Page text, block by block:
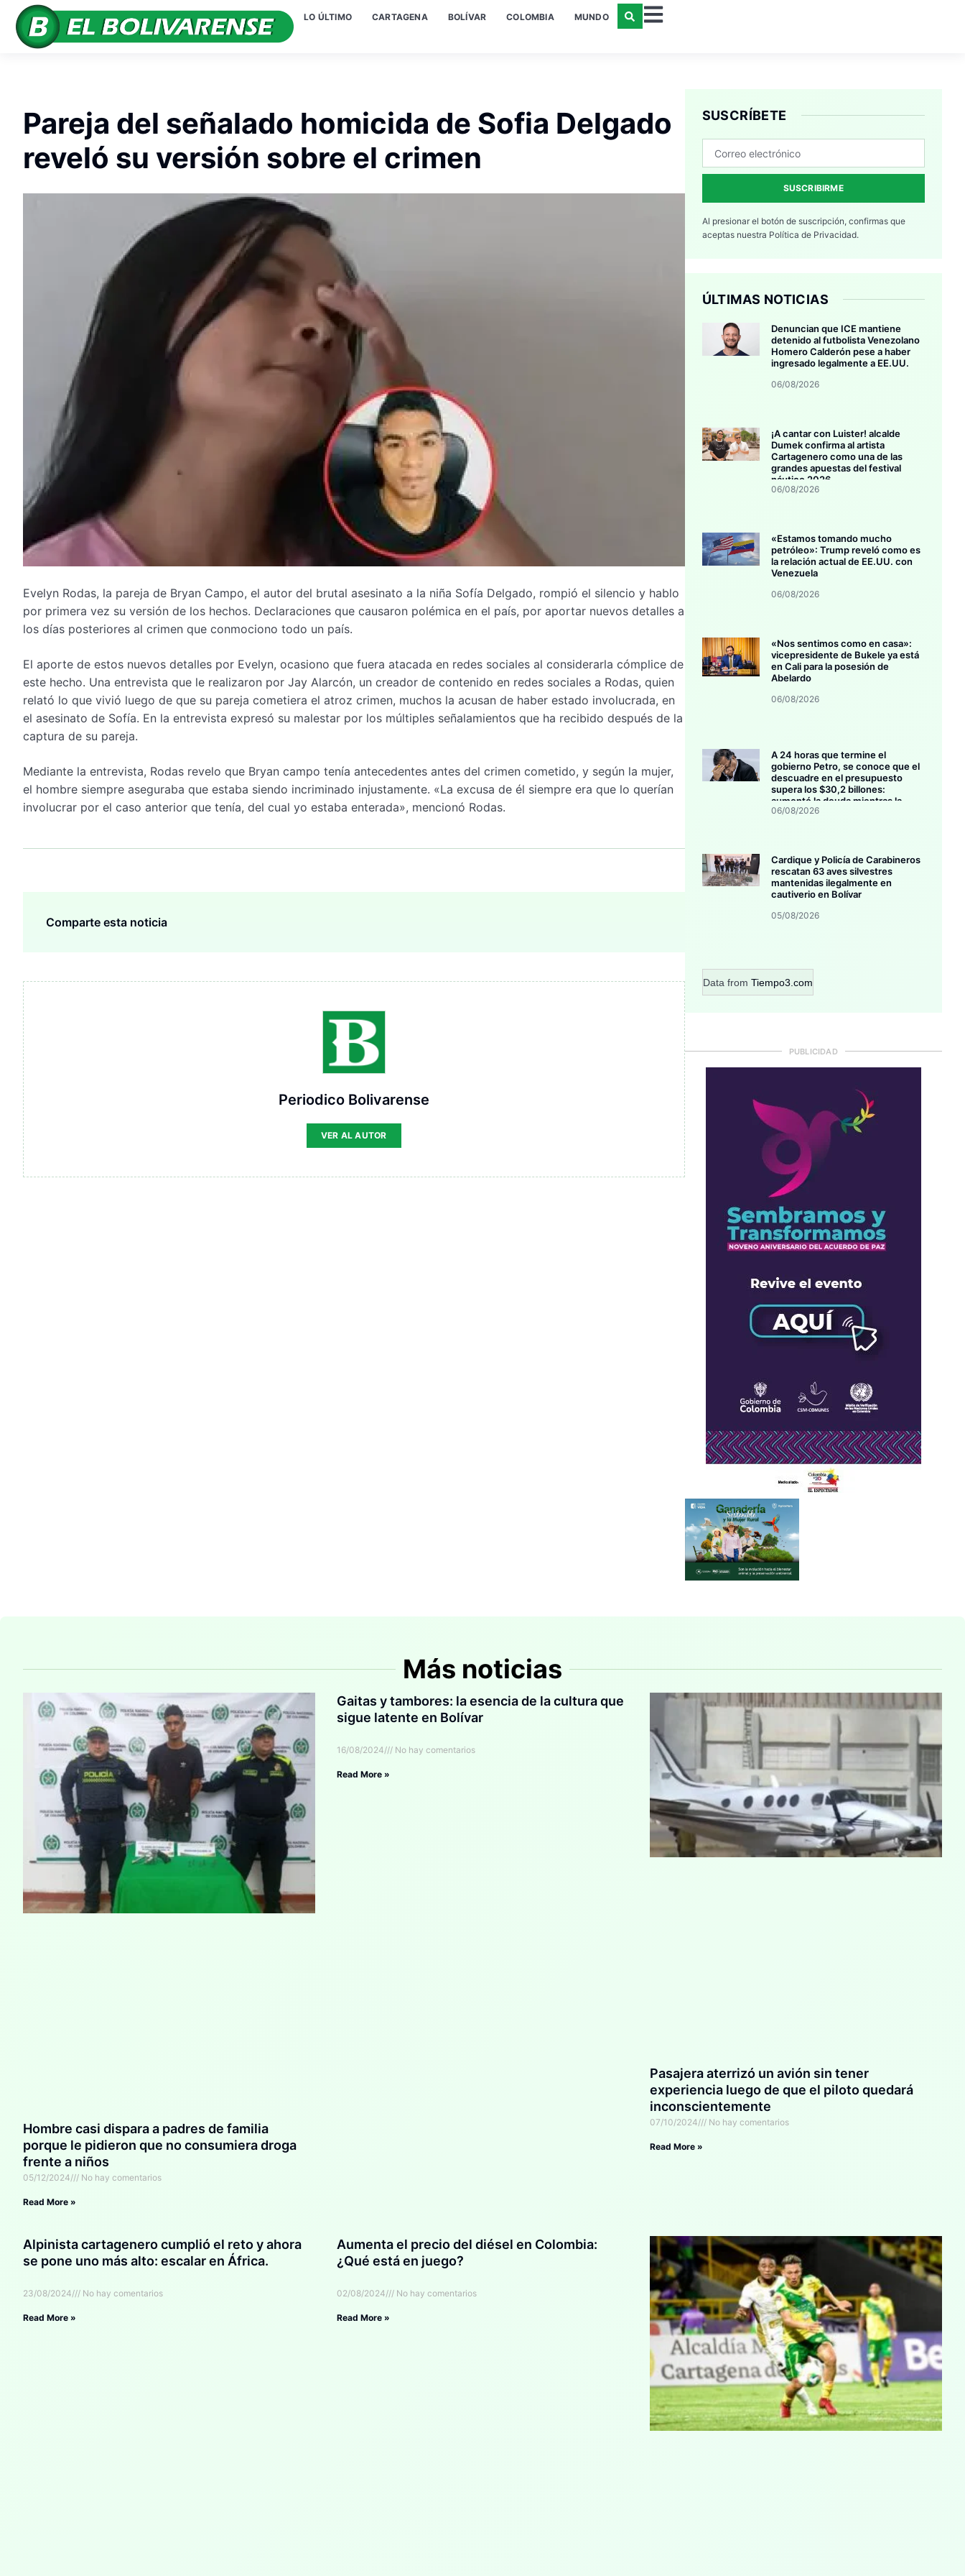
LO ÚLTIMO CARTAGENA BOLÍVAR COLOMBIA MUNDO
Pareja del señalado homicida de Sofia Delgado
reveló su versión sobre el crimen
Evelyn Rodas, la pareja de Bryan Campo, el autor del brutal asesinato a la niña Sofía Delgado, rompió el silencio y hablo
por primera vez su versión de los hechos. Declaraciones que causaron polémica en el país, por aportar nuevos detalles a
los días posteriores al crimen que conmociono todo un país.
El aporte de estos nuevos detalles por Evelyn, ocasiono que fuera atacada en redes sociales al considerarla cómplice de
este hecho. Una entrevista que le realizaron por Jay Alarcón, un creador de contenido en redes sociales a Rodas, quien
relató lo que vivió luego de que su pareja cometiera el atroz crimen, muchos la acusan de haber estado involucrada, en
el asesinato de Sofía. En la entrevista expresó su malestar por los múltiples señalamientos que ha recibido después de la
captura de su pareja.
Mediante la entrevista, Rodas revelo que Bryan campo tenía antecedentes antes del crimen cometido, y según la mujer,
el hombre siempre aseguraba que estaba siendo incriminado injustamente. «La excusa de él siempre era que lo querían
involucrar por el caso anterior que tenía, del cual yo estaba enterada», mencionó Rodas.
Comparte esta noticia
Periodico Bolivarense
VER AL AUTOR
SUSCRÍBETE
SUSCRIBIRME
Al presionar el botón de suscripción, confirmas que
aceptas nuestra Política de Privacidad.
ÚLTIMAS NOTICIAS
Denuncian que ICE mantiene
detenido al futbolista Venezolano
Homero Calderón pese a haber
ingresado legalmente a EE.UU.
06/08/2026
¡A cantar con Luister! alcalde
Dumek confirma al artista
Cartagenero como una de las
grandes apuestas del festival
náutico 2026
06/08/2026
«Estamos tomando mucho
petróleo»: Trump reveló como es
la relación actual de EE.UU. con
Venezuela
06/08/2026
«Nos sentimos como en casa»:
vicepresidente de Bukele ya está
en Cali para la posesión de
Abelardo
06/08/2026
A 24 horas que termine el
gobierno Petro, se conoce que el
descuadre en el presupuesto
supera los $30,2 billones:
aumentó la deuda mientras la
inversión se estanca
06/08/2026
Cardique y Policía de Carabineros
rescatan 63 aves silvestres
mantenidas ilegalmente en
cautiverio en Bolívar
05/08/2026
Data from Tiempo3.com
PUBLICIDAD
Más noticias
Hombre casi dispara a padres de familia
porque le pidieron que no consumiera droga
frente a niños
05/12/2024 No hay comentarios
Read More »
Gaitas y tambores: la esencia de la cultura que
sigue latente en Bolívar
16/08/2024 No hay comentarios
Read More »
Pasajera aterrizó un avión sin tener
experiencia luego de que el piloto quedará
inconscientemente
07/10/2024 No hay comentarios
Read More »
Alpinista cartagenero cumplió el reto y ahora
se pone uno más alto: escalar en África.
23/08/2024 No hay comentarios
Read More »
Aumenta el precio del diésel en Colombia:
¿Qué está en juego?
02/08/2024 No hay comentarios
Read More »